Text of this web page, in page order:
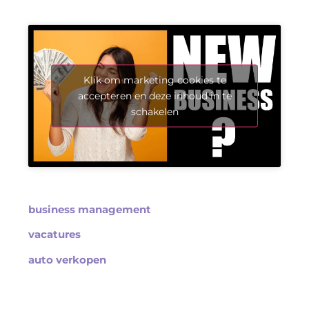
Klik om marketing cookies te
accepteren en deze inhoud in te
schakelen
business management
vacatures
auto verkopen